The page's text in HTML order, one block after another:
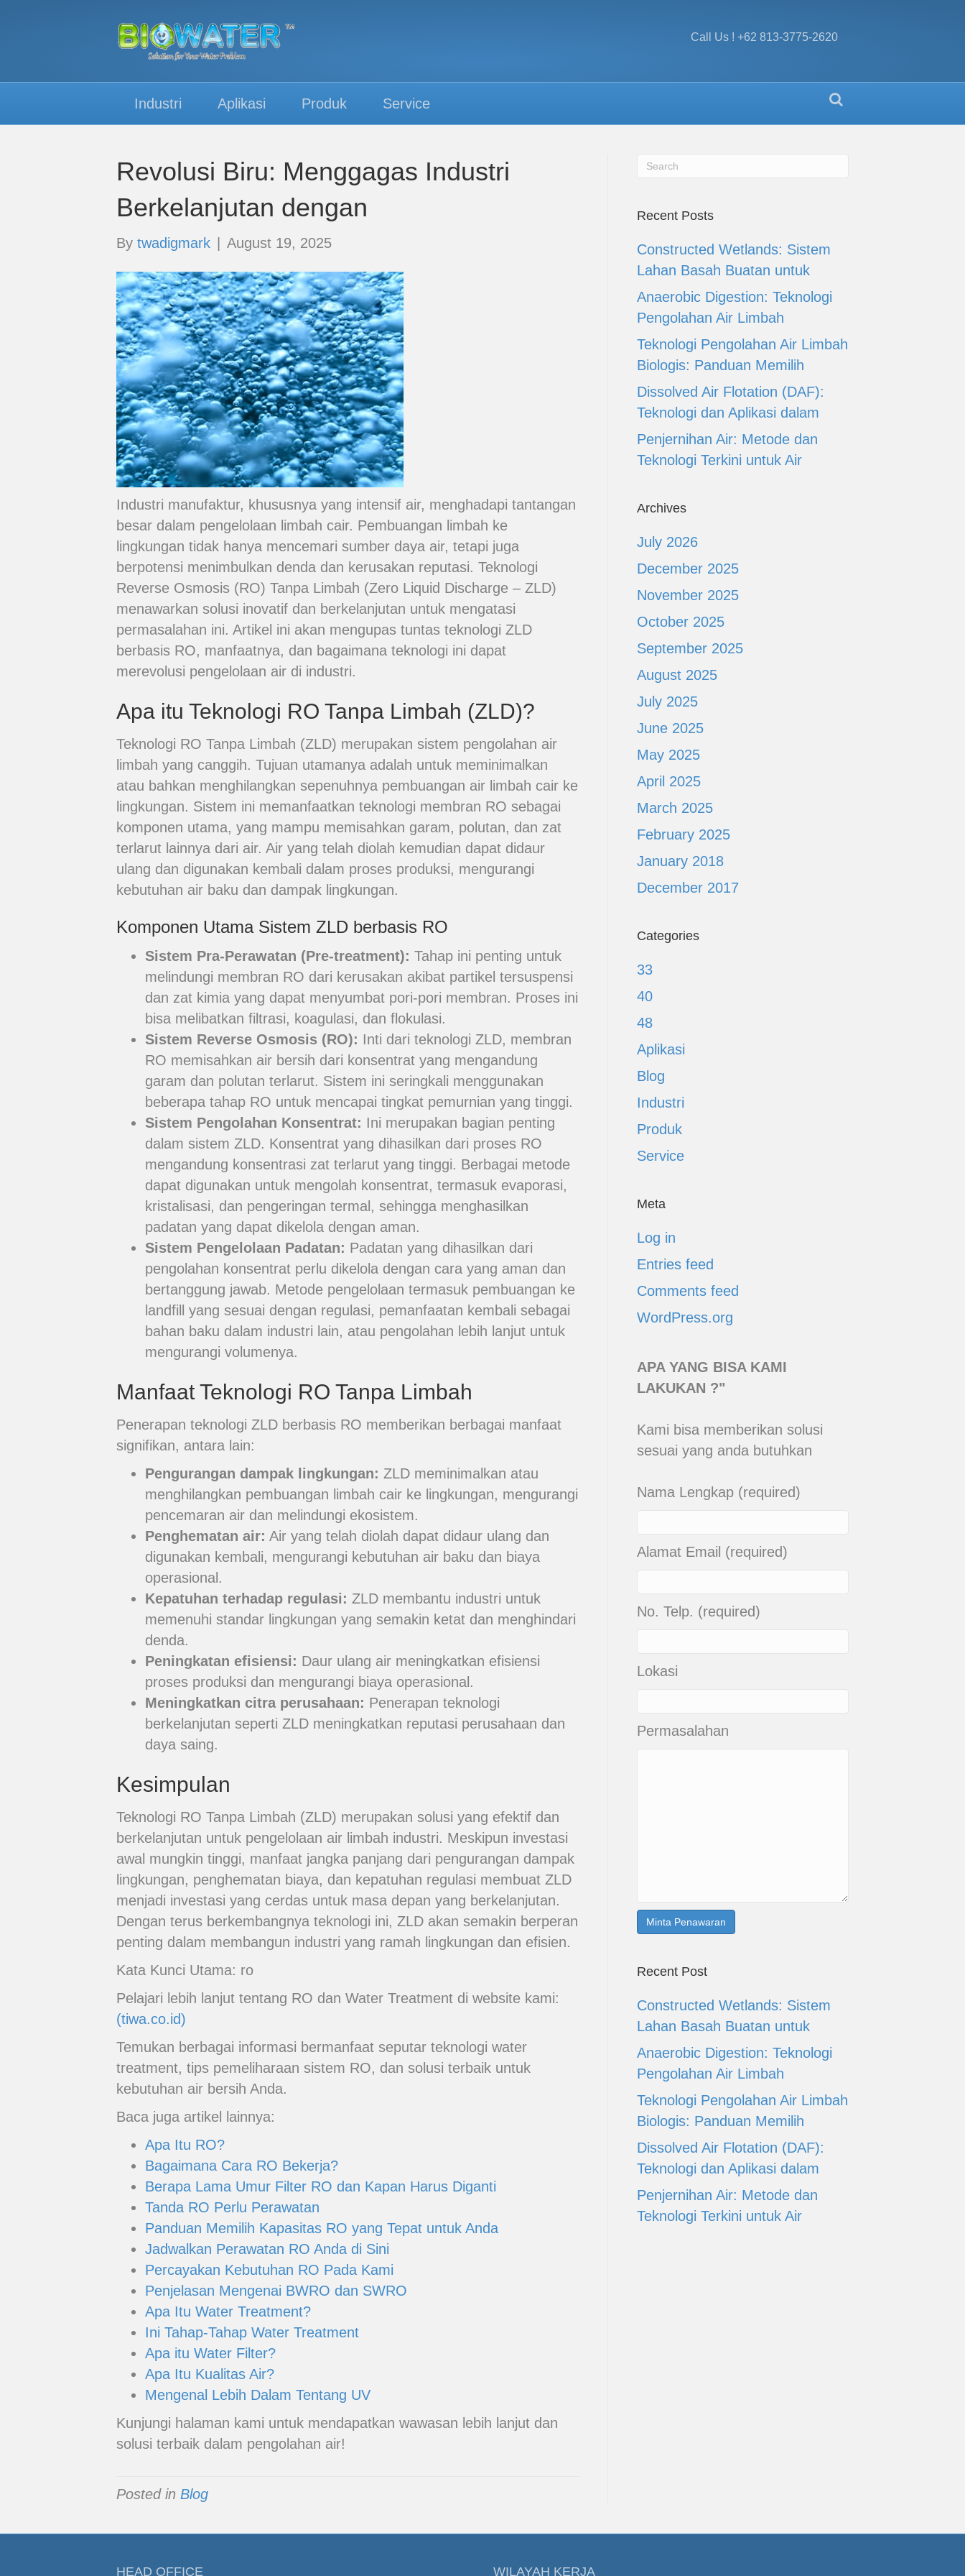
Call Us ! +62 813-3775-2620
Industri Aplikasi Produk Service
Revolusi Biru: Menggagas Industri
Berkelanjutan dengan
By twadigmark August 19, 2025
Industri manufaktur, khususnya yang intensif air, menghadapi tantangan
besar dalam pengelolaan limbah cair. Pembuangan limbah ke
lingkungan tidak hanya mencemari sumber daya air, tetapi juga
berpotensi menimbulkan denda dan kerusakan reputasi. Teknologi
Reverse Osmosis (RO) Tanpa Limbah (Zero Liquid Discharge – ZLD)
menawarkan solusi inovatif dan berkelanjutan untuk mengatasi
permasalahan ini. Artikel ini akan mengupas tuntas teknologi ZLD
berbasis RO, manfaatnya, dan bagaimana teknologi ini dapat
merevolusi pengelolaan air di industri.
Apa itu Teknologi RO Tanpa Limbah (ZLD)?
Teknologi RO Tanpa Limbah (ZLD) merupakan sistem pengolahan air
limbah yang canggih. Tujuan utamanya adalah untuk meminimalkan
atau bahkan menghilangkan sepenuhnya pembuangan air limbah cair ke
lingkungan. Sistem ini memanfaatkan teknologi membran RO sebagai
komponen utama, yang mampu memisahkan garam, polutan, dan zat
terlarut lainnya dari air. Air yang telah diolah kemudian dapat didaur
ulang dan digunakan kembali dalam proses produksi, mengurangi
kebutuhan air baku dan dampak lingkungan.
Komponen Utama Sistem ZLD berbasis RO
Sistem Pra-Perawatan (Pre-treatment): Tahap ini penting untuk
melindungi membran RO dari kerusakan akibat partikel tersuspensi
dan zat kimia yang dapat menyumbat pori-pori membran. Proses ini
bisa melibatkan filtrasi, koagulasi, dan flokulasi.
Sistem Reverse Osmosis (RO): Inti dari teknologi ZLD, membran
RO memisahkan air bersih dari konsentrat yang mengandung
garam dan polutan terlarut. Sistem ini seringkali menggunakan
beberapa tahap RO untuk mencapai tingkat pemurnian yang tinggi.
Sistem Pengolahan Konsentrat: Ini merupakan bagian penting
dalam sistem ZLD. Konsentrat yang dihasilkan dari proses RO
mengandung konsentrasi zat terlarut yang tinggi. Berbagai metode
dapat digunakan untuk mengolah konsentrat, termasuk evaporasi,
kristalisasi, dan pengeringan termal, sehingga menghasilkan
padatan yang dapat dikelola dengan aman.
Sistem Pengelolaan Padatan: Padatan yang dihasilkan dari
pengolahan konsentrat perlu dikelola dengan cara yang aman dan
bertanggung jawab. Metode pengelolaan termasuk pembuangan ke
landfill yang sesuai dengan regulasi, pemanfaatan kembali sebagai
bahan baku dalam industri lain, atau pengolahan lebih lanjut untuk
mengurangi volumenya.
Manfaat Teknologi RO Tanpa Limbah
Penerapan teknologi ZLD berbasis RO memberikan berbagai manfaat
signifikan, antara lain:
Pengurangan dampak lingkungan: ZLD meminimalkan atau
menghilangkan pembuangan limbah cair ke lingkungan, mengurangi
pencemaran air dan melindungi ekosistem.
Penghematan air: Air yang telah diolah dapat didaur ulang dan
digunakan kembali, mengurangi kebutuhan air baku dan biaya
operasional.
Kepatuhan terhadap regulasi: ZLD membantu industri untuk
memenuhi standar lingkungan yang semakin ketat dan menghindari
denda.
Peningkatan efisiensi: Daur ulang air meningkatkan efisiensi
proses produksi dan mengurangi biaya operasional.
Meningkatkan citra perusahaan: Penerapan teknologi
berkelanjutan seperti ZLD meningkatkan reputasi perusahaan dan
daya saing.
Kesimpulan
Teknologi RO Tanpa Limbah (ZLD) merupakan solusi yang efektif dan
berkelanjutan untuk pengelolaan air limbah industri. Meskipun investasi
awal mungkin tinggi, manfaat jangka panjang dari pengurangan dampak
lingkungan, penghematan biaya, dan kepatuhan regulasi membuat ZLD
menjadi investasi yang cerdas untuk masa depan yang berkelanjutan.
Dengan terus berkembangnya teknologi ini, ZLD akan semakin berperan
penting dalam membangun industri yang ramah lingkungan dan efisien.
Kata Kunci Utama: ro
Pelajari lebih lanjut tentang RO dan Water Treatment di website kami:
(tiwa.co.id)
Temukan berbagai informasi bermanfaat seputar teknologi water
treatment, tips pemeliharaan sistem RO, dan solusi terbaik untuk
kebutuhan air bersih Anda.
Baca juga artikel lainnya:
Apa Itu RO?
Bagaimana Cara RO Bekerja?
Berapa Lama Umur Filter RO dan Kapan Harus Diganti
Tanda RO Perlu Perawatan
Panduan Memilih Kapasitas RO yang Tepat untuk Anda
Jadwalkan Perawatan RO Anda di Sini
Percayakan Kebutuhan RO Pada Kami
Penjelasan Mengenai BWRO dan SWRO
Apa Itu Water Treatment?
Ini Tahap-Tahap Water Treatment
Apa itu Water Filter?
Apa Itu Kualitas Air?
Mengenal Lebih Dalam Tentang UV
Kunjungi halaman kami untuk mendapatkan wawasan lebih lanjut dan
solusi terbaik dalam pengolahan air!
Posted in Blog
Recent Posts
Constructed Wetlands: Sistem
Lahan Basah Buatan untuk
Anaerobic Digestion: Teknologi
Pengolahan Air Limbah
Teknologi Pengolahan Air Limbah
Biologis: Panduan Memilih
Dissolved Air Flotation (DAF):
Teknologi dan Aplikasi dalam
Penjernihan Air: Metode dan
Teknologi Terkini untuk Air
Archives
July 2026
December 2025
November 2025
October 2025
September 2025
August 2025
July 2025
June 2025
May 2025
April 2025
March 2025
February 2025
January 2018
December 2017
Categories
33
40
48
Aplikasi
Blog
Industri
Produk
Service
Meta
Log in
Entries feed
Comments feed
WordPress.org
APA YANG BISA KAMI
LAKUKAN ?"
Kami bisa memberikan solusi
sesuai yang anda butuhkan
Nama Lengkap (required)
Alamat Email (required)
No. Telp. (required)
Lokasi
Permasalahan
Recent Post
Constructed Wetlands: Sistem
Lahan Basah Buatan untuk
Anaerobic Digestion: Teknologi
Pengolahan Air Limbah
Teknologi Pengolahan Air Limbah
Biologis: Panduan Memilih
Dissolved Air Flotation (DAF):
Teknologi dan Aplikasi dalam
Penjernihan Air: Metode dan
Teknologi Terkini untuk Air
HEAD OFFICE WILAYAH KERJA